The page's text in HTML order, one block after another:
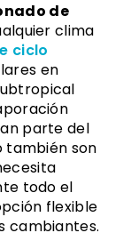
de
clima
ciclo
en
parte del
también son
todo el
flexible
cambiantes.